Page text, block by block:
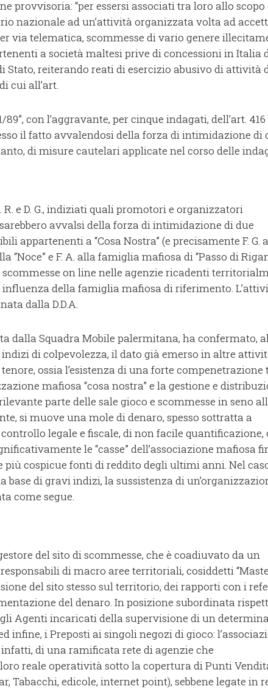
provvisoria: “per essersi associati tra loro allo scopo
nazionale ad un’attività organizzata volta ad
via telematica, scommesse di vario genere
a società maltesi prive di concessioni in Italia
Stato, reiterando reati di esercizio abusivo di attività
cui all’art.
89”, con l’aggravante, per cinque indagati, dell’art. 416
il fatto avvalendosi della forza di intimidazione di
di misure cautelari applicate nel corso delle
R. e D. G., indiziati quali promotori e organizzatori
avvalsi della forza di intimidazione di due
appartenenti a “Cosa Nostra” (e precisamente F. G.
“Noce” e F. A. alla famiglia mafiosa di “Passo di
on line nelle agenzie ricadenti
della famiglia mafiosa di riferimento.
dalla D.D.A.
dalla Squadra Mobile palermitana, ha confermato,
di colpevolezza, il dato già emerso in altre
ossia l’esistenza di una forte compenetrazione
mafiosa “cosa nostra” e la gestione e
parte delle sale gioco e scommesse in seno
si muove una mole di denaro, spesso sottratta a
legale e fiscale, di non facile quantificazione,
le “casse” dell’associazione mafiosa
più cospicue fonti di reddito degli ultimi anni. Nel
base di gravi indizi, la sussistenza di
come segue.
del sito di scommesse, che è coadiuvato da un
di macro aree territoriali, cosiddetti
del sito stesso sul territorio, dei rapporti con i
del denaro. In posizione subordinata
Agenti incaricati della supervisione di un
infine, i Preposti ai singoli negozi di gioco:
di una ramificata rete di agenzie che
reale operatività sotto la copertura di Punti
Tabacchi, edicole, internet point), sebbene legate in